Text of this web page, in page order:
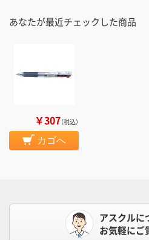
あなたが最近チェックした商品
￥307（税込）
カゴへ
アスクルに
お気軽にご